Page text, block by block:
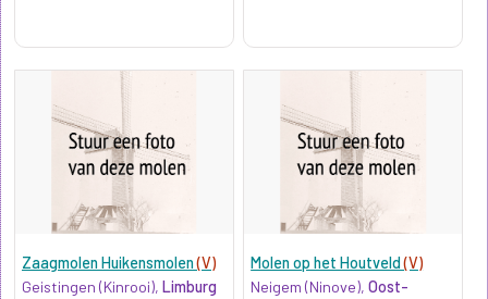
Zaagmolen Huikensmolen(V)
Geistingen (Kinrooi), Limburg
Molen op het Houtveld(V)
Neigem (Ninove),Oost-